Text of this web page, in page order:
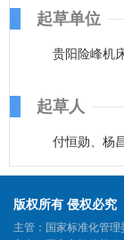
起草单位
贵阳险峰机
起草人
付恒勋、杨
版权所有 侵权必究
主管：国家标准化管理